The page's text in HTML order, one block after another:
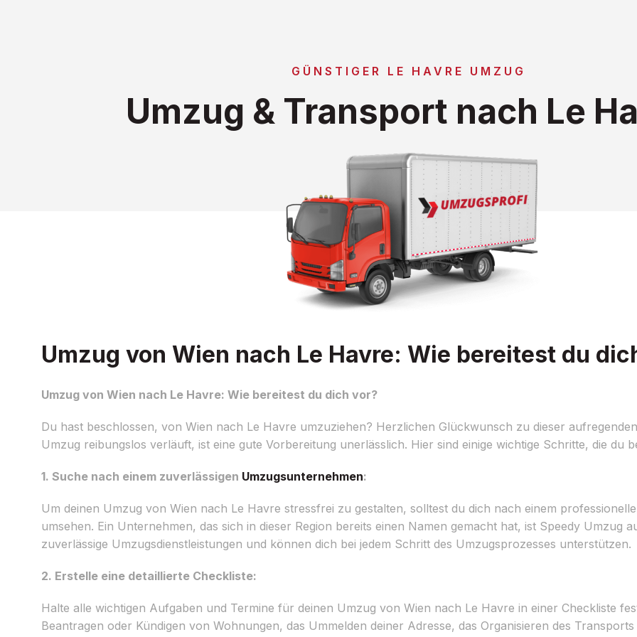
GÜNSTIGER LE HAVRE UMZUG
Umzug & Transport nach Le
Umzug von Wien nach Le Havre: Wie bereitest du
Umzug von Wien nach Le Havre: Wie bereitest du dich vor?
Du hast beschlossen, von Wien nach Le Havre umzuziehen? Herzlichen Glückwunsch zu dieser
Umzug reibungslos verläuft, ist eine gute Vorbereitung unerlässlich. Hier sind einige wichtige Schritte, die du
1. Suche nach einem zuverlässigen Umzugsunternehmen:
Um deinen Umzug von Wien nach Le Havre stressfrei zu gestalten, solltest du dich nach einem
umsehen. Ein Unternehmen, das sich in dieser Region bereits einen Namen gemacht hat, ist Speedy Umzug
zuverlässige Umzugsdienstleistungen und können dich bei jedem Schritt des Umzugsprozesses unterstützen.
2. Erstelle eine detaillierte Checkliste:
Halte alle wichtigen Aufgaben und Termine für deinen Umzug von Wien nach Le Havre in einer Checkliste
Beantragen oder Kündigen von Wohnungen, das Ummelden deiner Adresse, das Organisieren des